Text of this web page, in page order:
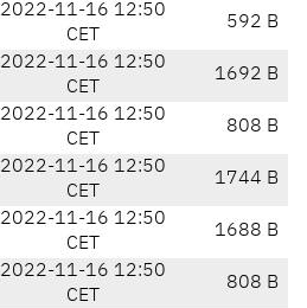
2022-11-16 12:50
CET
592 B
2022-11-16 12:50
CET
1692 B
2022-11-16 12:50
CET
808 B
2022-11-16 12:50
CET
1744 B
2022-11-16 12:50
CET
1688 B
2022-11-16 12:50
CET
808 B